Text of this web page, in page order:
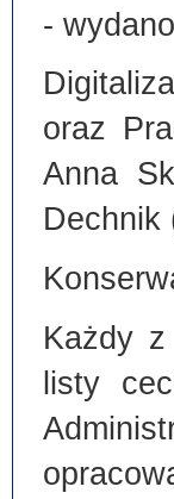
-
oraz
Anna
Dechnik
Każdy z
listy